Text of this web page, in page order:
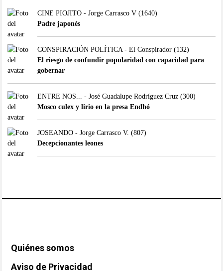
CINE PIOJITO - Jorge Carrasco V(1640)
Padre japonés
CONSPIRACIÓN POLÍTICA - El Conspirador(132)
El riesgo de confundir popularidad con capacidad para
gobernar
ENTRE NOS... - José Guadalupe Rodríguez Cruz(300)
Mosco culex y lirio en la presa Endhó
JOSEANDO - Jorge Carrasco V. (807)
Decepcionantes leones
Quiénes somos
Aviso de Privacidad